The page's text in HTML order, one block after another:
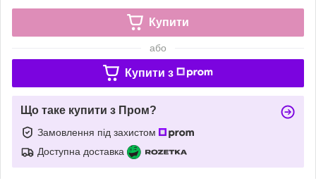
Купити
або
Купити з
Що таке купити з Пром?
Замовлення під захистом
Доступна доставка